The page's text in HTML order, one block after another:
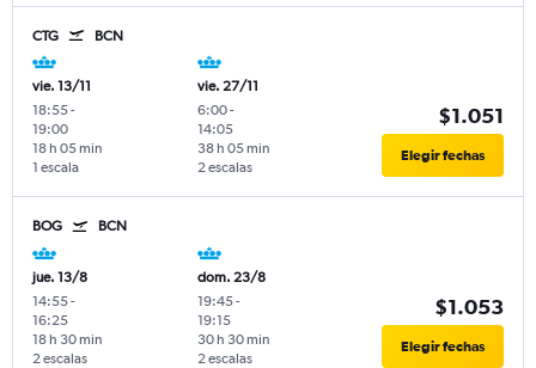
CTG BCN
vie. 13/11
18:55-
19:00
1 escala
18 h 05 min
vie. 27/11
6:00-
14:05
2 escalas
38 h 05 min
$1.051
Elegir fechas
BOG BCN
jue. 13/8
14:55-
16:25
2 escalas
18 h 30 min
dom. 23/8
19:45-
19:15
2 escalas
30 h 30 min
$1.053
Elegir fechas